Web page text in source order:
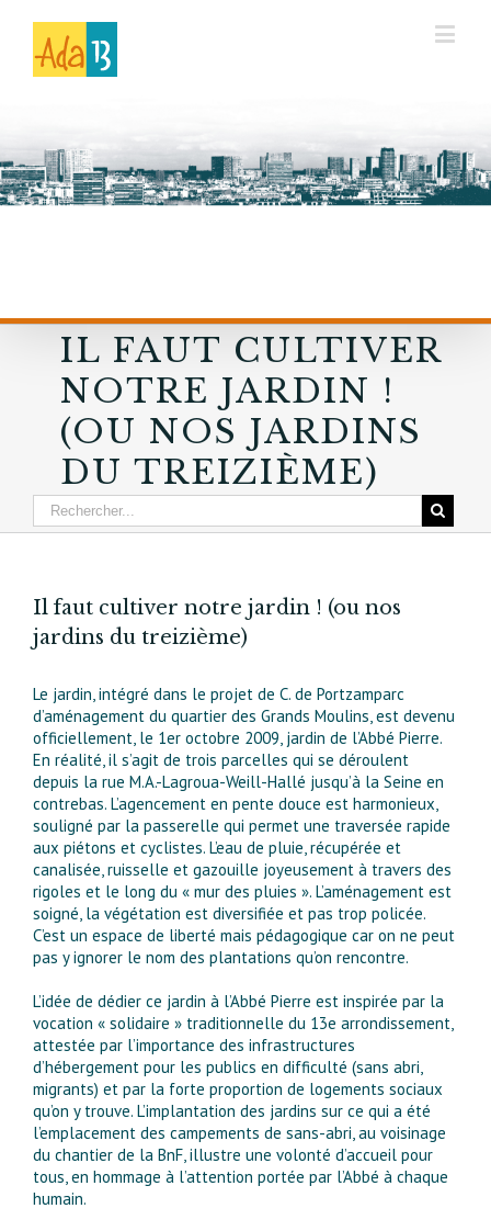
IL FAUT CULTIVER
NOTRE JARDIN !
(OU NOS JARDINS
DU TREIZIÈME)
Il faut cultiver notre jardin ! (ou nos
jardins du treizième)
Le jardin, intégré dans le projet de C. de Portzamparc
d’aménagement du quartier des Grands Moulins, est devenu
officiellement, le 1er octobre 2009, jardin de l’Abbé Pierre.
En réalité, il s’agit de trois parcelles qui se déroulent
depuis la rue M.A.-Lagroua-Weill-Hallé jusqu’à la Seine en
contrebas. L’agencement en pente douce est harmonieux,
souligné par la passerelle qui permet une traversée rapide
aux piétons et cyclistes. L’eau de pluie, récupérée et
canalisée, ruisselle et gazouille joyeusement à travers des
rigoles et le long du « mur des pluies ». L’aménagement est
soigné, la végétation est diversifiée et pas trop policée.
C’est un espace de liberté mais pédagogique car on ne peut
pas y ignorer le nom des plantations qu’on rencontre.
L’idée de dédier ce jardin à l’Abbé Pierre est inspirée par la
vocation « solidaire » traditionnelle du 13e arrondissement,
attestée par l’importance des infrastructures
d’hébergement pour les publics en difficulté (sans abri,
migrants) et par la forte proportion de logements sociaux
qu’on y trouve. L’implantation des jardins sur ce qui a été
l’emplacement des campements de sans-abri, au voisinage
du chantier de la BnF, illustre une volonté d’accueil pour
tous, en hommage à l’attention portée par l’Abbé à chaque
humain.